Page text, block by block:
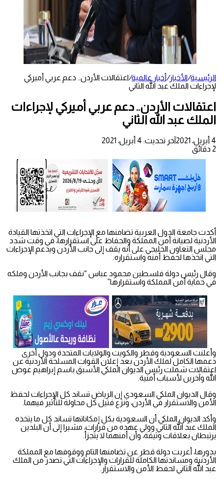
الرئيسية/الأخبار/أخبار عالمية/اعتقالات الأردن.. دعم عربي أميركي
لإجراءات الملك عبد الله الثاني
اعتقالات الأردن.. دعم عربي أميركي لإجراءات
الملك عبد الله الثاني
4 أبريل، 2021
آخر تحديث: 4 أبريل، 2021
2 دقائق
أكدت جامعة الدول العربية تضامنها مع الإجراءات التي اتخذتها القيادة
الأردنية لصيانة أمن المملكة والحفاظ على استقرارها، في وقت شدد
مجلس التعاون الخليجي على أنه يقف إلى جانب الأردن ويدعم الإجراءات
التي اتخذها لحفظ أمنه واستقراره.
وقال رئيس دولة فلسطين محمود عباس “نقف بجانب الأردن وملكه
في حماية أمن المملكة واستقرارها”
وأعلنت السعودية وقطر والكويت والولايات المتحدة ودول أخرى
دعمها الكامل لملك الأردن بعد إعلان القوات المسلحة الأردنية عن
اعتقالات شملت رئيس الديوان الملكي الأسبق باسم إبراهيم عوض
الله وآخرين لأسباب أمنية.
وقال الديوان الملكي السعودي إن الرياض تساند كل الإجراءات لحفظ
الأمن والاستقرار في الأردن، ونزع فتيل كل محاولة للتأثير فيهما.
وأكد الديوان الملكي أن السعودية بكل إمكاناتها تساند كل ما يتخذه
الملك عبد الله الثاني وولي عهده من قرارات، مشيرا إلى أن البلدين
يرتبطان بعلاقات وثيقة، وأن أمنهما لا يتجزأ.
بدورها، أعربت دولة قطر عن تضامنها التام ووقوفها مع المملكة
الأردنية ومساندتها الكاملة للقرارات والإجراءات التي تصدر من الملك
عبد الله الثاني لحفظ الأمن والاستقرار.